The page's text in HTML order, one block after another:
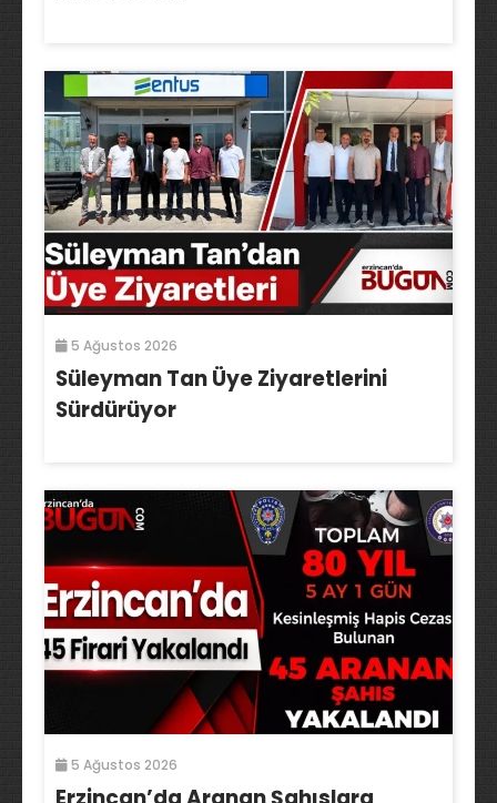
5 Ağustos 2026
Süleyman Tan Üye Ziyaretlerini
Sürdürüyor
5 Ağustos 2026